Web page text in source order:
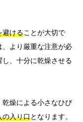
避けることが大切で
より厳重な注意が必
、十分に乾燥させる
燥による小さなひび
の入り口となります。